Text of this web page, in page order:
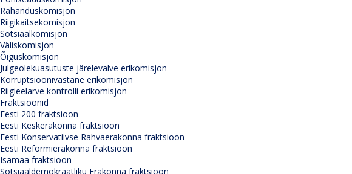
Rahanduskomisjon
Riigikaitsekomisjon
Sotsiaalkomisjon
Väliskomisjon
Õiguskomisjon
Julgeolekuasutuste järelevalve erikomisjon
Korruptsioonivastane erikomisjon
Riigieelarve kontrolli erikomisjon
Fraktsioonid
Eesti 200 fraktsioon
Eesti Keskerakonna fraktsioon
Eesti Konservatiivse Rahvaerakonna fraktsioon
Eesti Reformierakonna fraktsioon
Isamaa fraktsioon
Sotsiaaldemokraatliku Erakonna fraktsioon